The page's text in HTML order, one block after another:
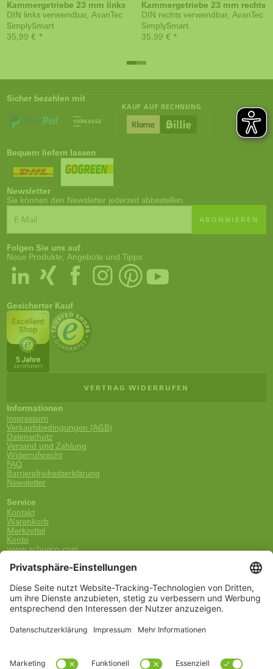
Kammergetriebe 23 mm links
DIN links verwendbar, AvanTec
SimplySmart
35,99 € *
Kammergetriebe 23 mm rechts
DIN rechts verwendbar, AvanTec
SimplySmart
35,99 € *
Sicher bezahlen mit
KAUF AUF RECHNUNG
Bequem liefern lassen
Newsletter
Sie können den Newsletter jederzeit abbestellen.
ABONNIEREN
Folgen Sie uns auf
Neue Produkte, Angebote und Tipps
Gesicherter Kauf
VERTRAG WIDERRUFEN
Informationen
Impressum
Verkaufsbedingungen (AGB)
Datenschutz
Versand und Zahlung
Widerrufsrecht
FAQ
Barrierefreiheitserklärung
Newsletter
Service
Kontakt
Warenkorb
Merkzettel
Konto
www.schueco.com
0800-400-4007
kostenlos aus dem dt. Festnetz
Unsere Marken
Alle Marken
Schüco International KG